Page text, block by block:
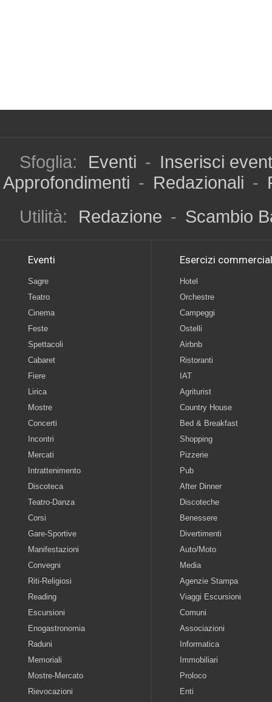
Sfoglia: Eventi - Inserisci
Approfondimenti - Redazionali -
Utilità:
Redazione - Scambio
Eventi
Sagre
Teatro
Cinema
Feste
Spettacoli
Cabaret
Fiere
Lirica
Mostre
Concerti
Incontri
Mercati
Intrattenimento
Discoteca
Teatro-Danza
Corsi
Gare-Sportive
Manifestazioni
Convegni
Riti-Religiosi
Reading
Escursioni
Enogastronomia
Raduni
Memoriali
Mostre-Mercato
Rievocazioni
Esercizi
Hotel
Orchestre
Campeggi
Ostelli
Airbnb
Ristoranti
IAT
Agriturist
Country House
Bed & Breakfast
Shopping
Pizzerie
Pub
After Dinner
Discoteche
Benessere
Divertimenti
Auto/Moto
Media
Agenzie Stampa
Viaggi Escursioni
Comuni
Associazioni
Informatica
Immobiliari
Proloco
Enti